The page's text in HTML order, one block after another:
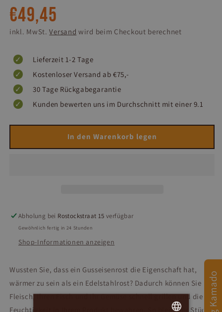
Normaler
Preis
€49,45
inkl. MwSt.Versand wird beim Checkout berechnet
Lieferzeit 1-2 Tage
Kostenloser Versand ab €75,-
30 Tage Rückgabegarantie
Kunden bewerten uns im Durchschnitt mit einer 9.1
In den Warenkorb legen
Abholung bei Rostockstraat 15 verfügbar
Gewöhnlich fertig in 24 Stunden
Shop-Informationen anzeigen
Wussten Sie, dass ein Gusseisenrost die Eigenschaft hat,
wärmer zu sein als ein Edelstahlrost? Dadurch können Sie Ihr
Fleisch, Ihren Fisch und Ihr Gemüse schnell grillen und die
Feuchtigkeit in Ihrem Produkt bewahren. So bleibt Ihr Stück